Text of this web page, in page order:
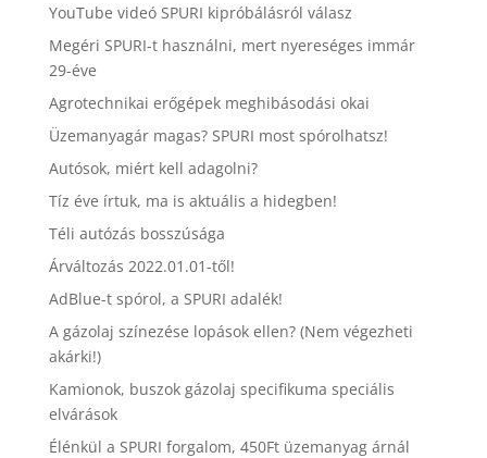
YouTube videó SPURI kipróbálásról válasz
Megéri SPURI-t használni, mert nyereséges immár
29-éve
Agrotechnikai erőgépek meghibásodási okai
Üzemanyagár magas? SPURI most spórolhatsz!
Autósok, miért kell adagolni?
Tíz éve írtuk, ma is aktuális a hidegben!
Téli autózás bosszúsága
Árváltozás 2022.01.01-től!
AdBlue-t spórol, a SPURI adalék!
A gázolaj színezése lopások ellen? (Nem végezheti
akárki!)
Kamionok, buszok gázolaj specifikuma speciális
elvárások
Élénkül a SPURI forgalom, 450Ft üzemanyag árnál